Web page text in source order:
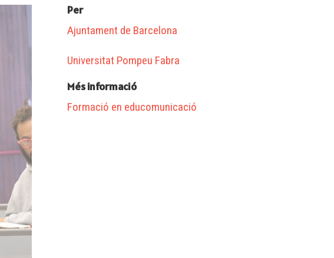
Per
Ajuntament de Barcelona
Universitat Pompeu Fabra
Més informació
Formació en educomunicació